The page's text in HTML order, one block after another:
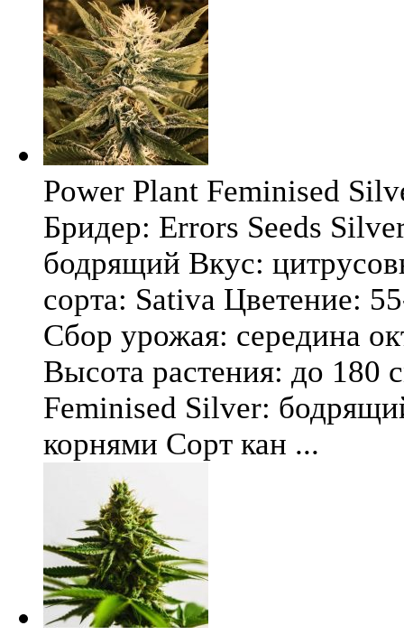
Power Plant Feminised
Бридер: Errors Seeds
бодрящий Вкус:
сорта: Sativa Цветение:
Сбор урожая: середина
Высота растения: до 180
Feminised Silver:
корнями Сорт кан ...